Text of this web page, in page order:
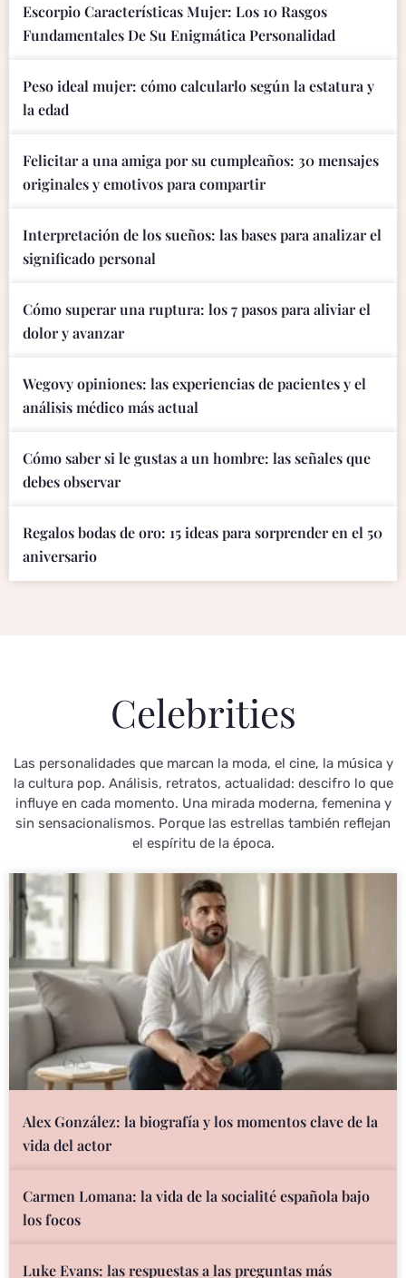
Escorpio Características Mujer: Los 10 Rasgos
Fundamentales De Su Enigmática Personalidad
Peso ideal mujer: cómo calcularlo según la estatura y
la edad
Felicitar a una amiga por su cumpleaños: 30 mensajes
originales y emotivos para compartir
Interpretación de los sueños: las bases para analizar el
significado personal
Cómo superar una ruptura: los 7 pasos para aliviar el
dolor y avanzar
Wegovy opiniones: las experiencias de pacientes y el
análisis médico más actual
Cómo saber si le gustas a un hombre: las señales que
debes observar
Regalos bodas de oro: 15 ideas para sorprender en el 50
aniversario
Celebrities
Las personalidades que marcan la moda, el cine, la música y
la cultura pop. Análisis, retratos, actualidad: descifro lo que
influye en cada momento. Una mirada moderna, femenina y
sin sensacionalismos. Porque las estrellas también reflejan
el espíritu de la época.
Alex González: la biografía y los momentos clave de la
vida del actor
Carmen Lomana: la vida de la socialité española bajo
los focos
Luke Evans: las respuestas a las preguntas más